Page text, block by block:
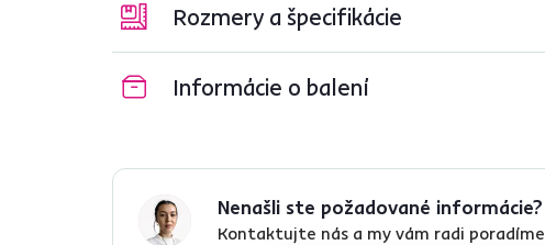
Rozmery a špecifikácie
Informácie o balení
Nenašli ste požadované informácie?
Kontaktujte nás a my vám radi poradíme